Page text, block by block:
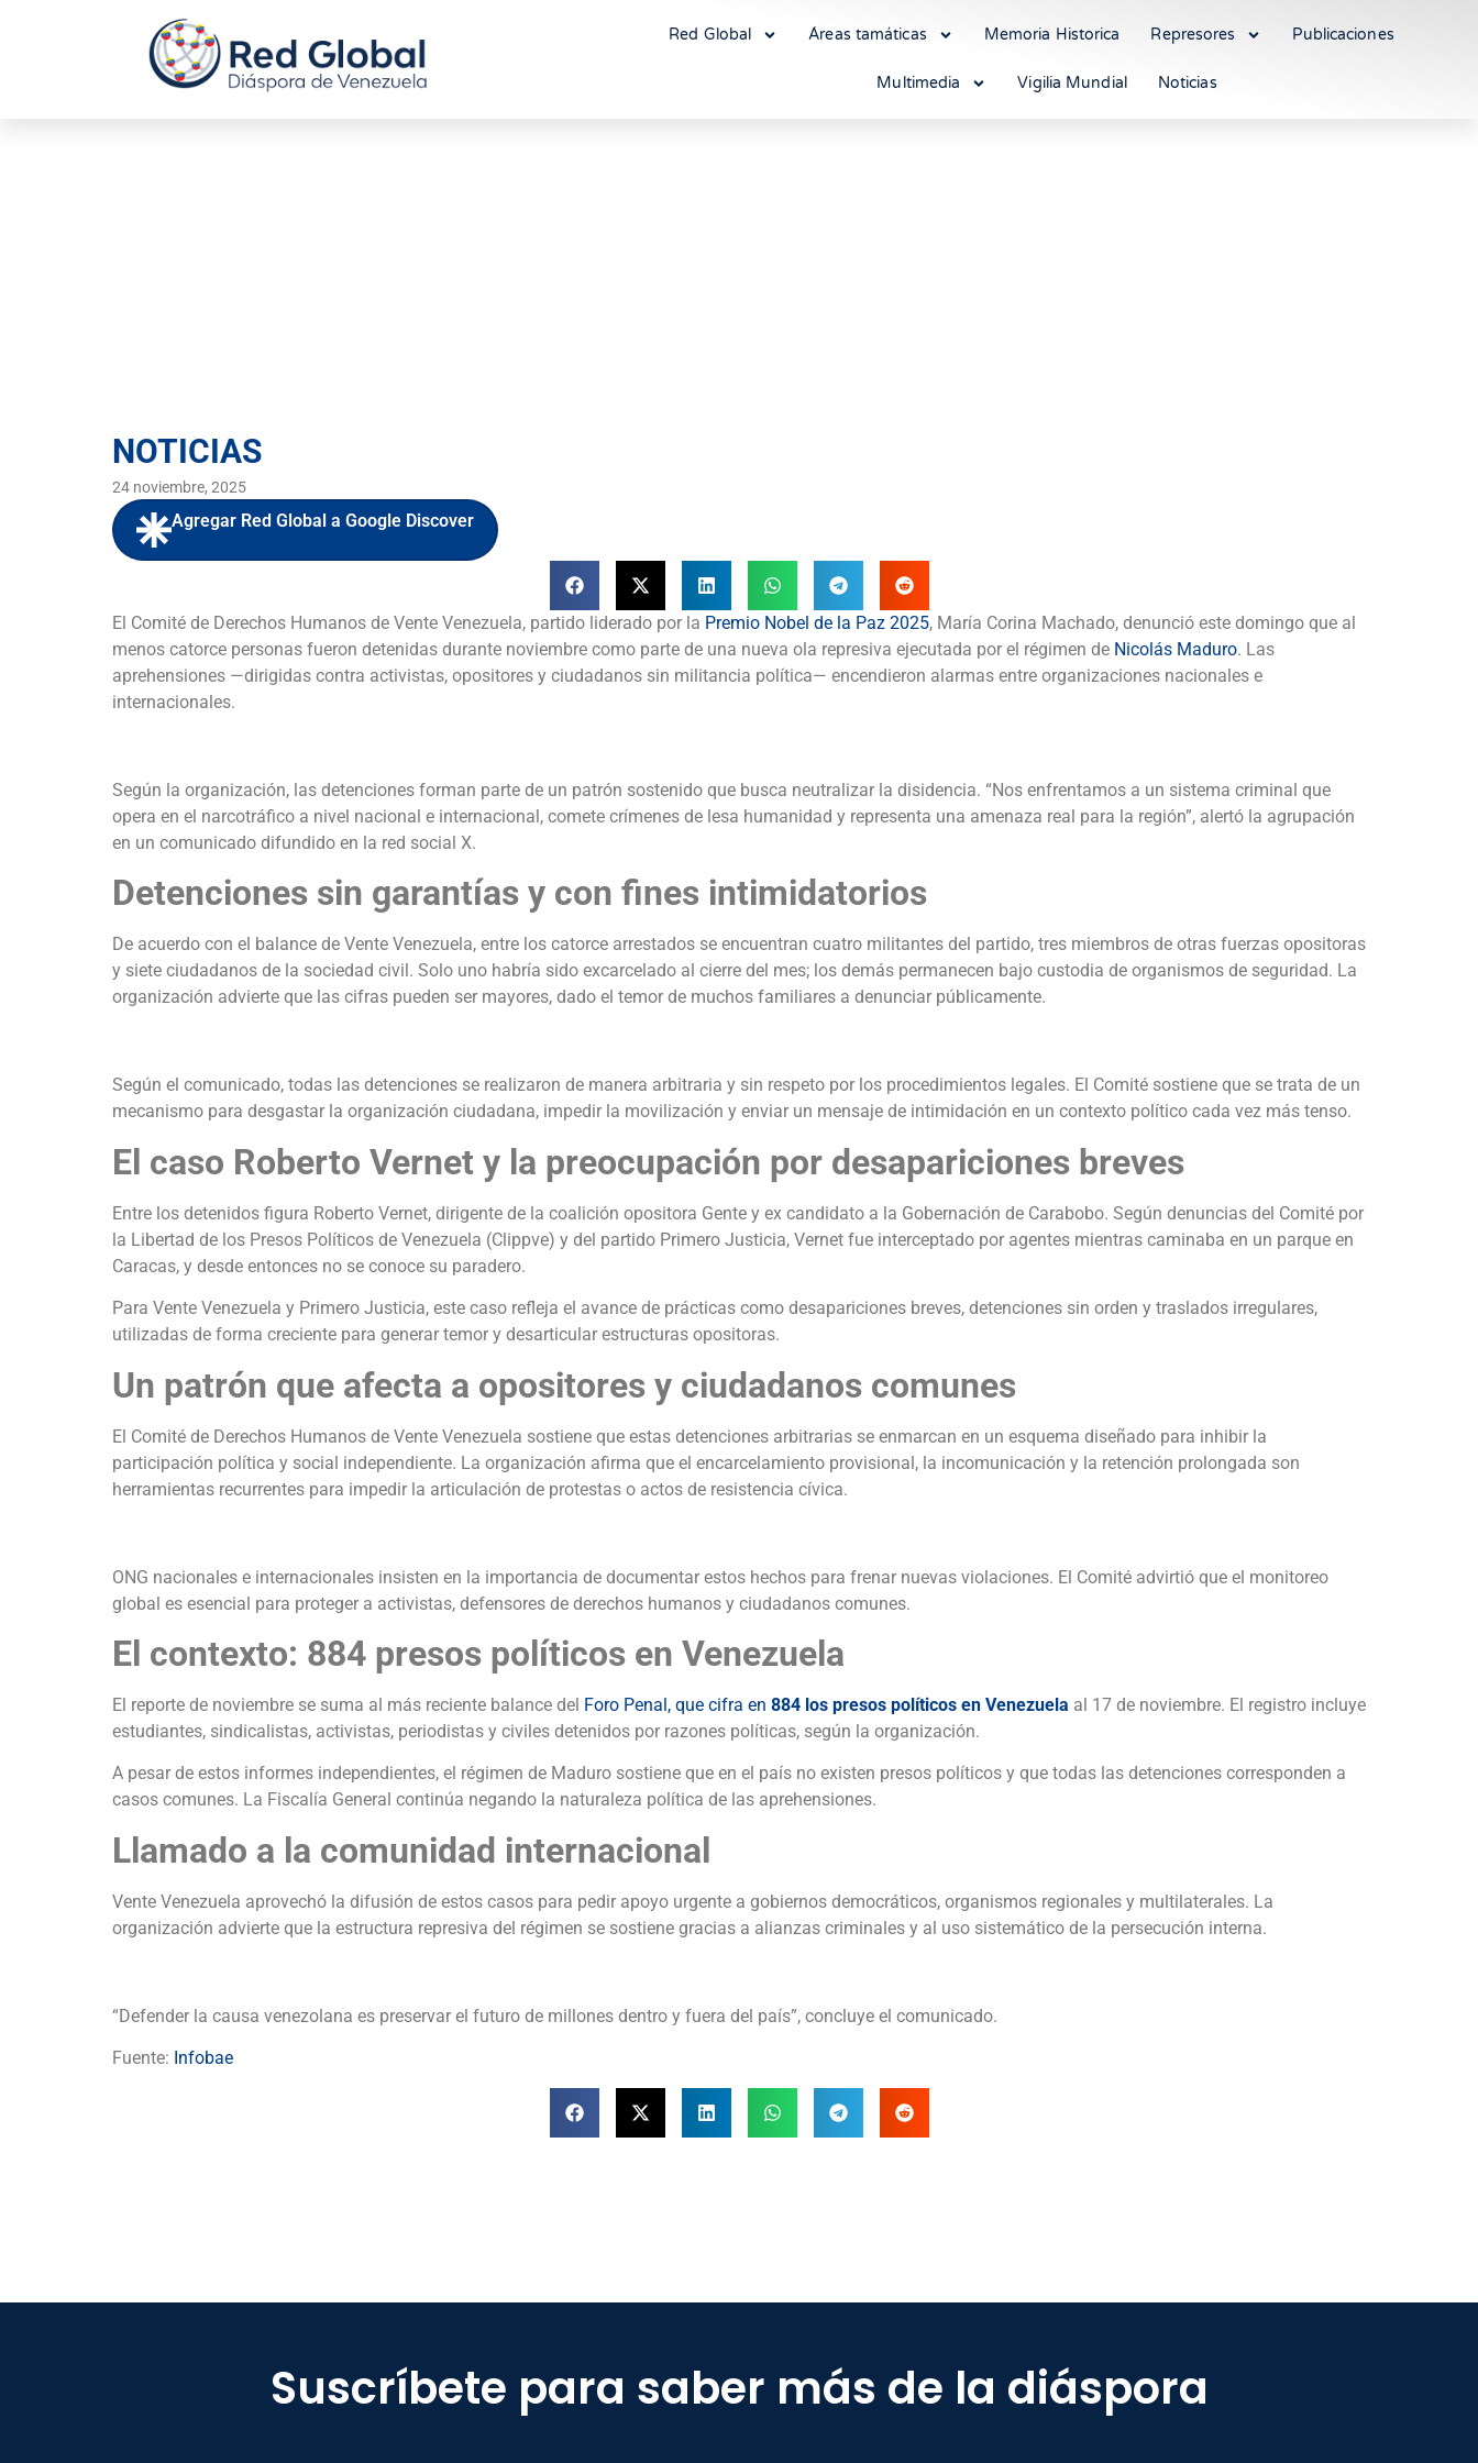
Red Global Áreas tamáticas Memoria Historica Represores Publicaciones
Multimedia Vigilia Mundial Noticias
NOTICIAS
24 noviembre, 2025
Agregar Red Global a Google Discover
El Comité de Derechos Humanos de Vente Venezuela, partido liderado por la Premio Nobel de la Paz 2025, María Corina Machado, denunció este domingo que al
menos catorce personas fueron detenidas durante noviembre como parte de una nueva ola represiva ejecutada por el régimen de Nicolás Maduro. Las
aprehensiones —dirigidas contra activistas, opositores y ciudadanos sin militancia política— encendieron alarmas entre organizaciones nacionales e
internacionales.
Según la organización, las detenciones forman parte de un patrón sostenido que busca neutralizar la disidencia. “Nos enfrentamos a un sistema criminal que
opera en el narcotráfico a nivel nacional e internacional, comete crímenes de lesa humanidad y representa una amenaza real para la región”, alertó la agrupación
en un comunicado difundido en la red social X.
Detenciones sin garantías y con fines intimidatorios
De acuerdo con el balance de Vente Venezuela, entre los catorce arrestados se encuentran cuatro militantes del partido, tres miembros de otras fuerzas opositoras
y siete ciudadanos de la sociedad civil. Solo uno habría sido excarcelado al cierre del mes; los demás permanecen bajo custodia de organismos de seguridad. La
organización advierte que las cifras pueden ser mayores, dado el temor de muchos familiares a denunciar públicamente.
Según el comunicado, todas las detenciones se realizaron de manera arbitraria y sin respeto por los procedimientos legales. El Comité sostiene que se trata de un
mecanismo para desgastar la organización ciudadana, impedir la movilización y enviar un mensaje de intimidación en un contexto político cada vez más tenso.
El caso Roberto Vernet y la preocupación por desapariciones breves
Entre los detenidos figura Roberto Vernet, dirigente de la coalición opositora Gente y ex candidato a la Gobernación de Carabobo. Según denuncias del Comité por
la Libertad de los Presos Políticos de Venezuela (Clippve) y del partido Primero Justicia, Vernet fue interceptado por agentes mientras caminaba en un parque en
Caracas, y desde entonces no se conoce su paradero.
Para Vente Venezuela y Primero Justicia, este caso refleja el avance de prácticas como desapariciones breves, detenciones sin orden y traslados irregulares,
utilizadas de forma creciente para generar temor y desarticular estructuras opositoras.
Un patrón que afecta a opositores y ciudadanos comunes
El Comité de Derechos Humanos de Vente Venezuela sostiene que estas detenciones arbitrarias se enmarcan en un esquema diseñado para inhibir la
participación política y social independiente. La organización afirma que el encarcelamiento provisional, la incomunicación y la retención prolongada son
herramientas recurrentes para impedir la articulación de protestas o actos de resistencia cívica.
ONG nacionales e internacionales insisten en la importancia de documentar estos hechos para frenar nuevas violaciones. El Comité advirtió que el monitoreo
global es esencial para proteger a activistas, defensores de derechos humanos y ciudadanos comunes.
El contexto: 884 presos políticos en Venezuela
El reporte de noviembre se suma al más reciente balance del Foro Penal, que cifra en 884 los presos políticos en Venezuela al 17 de noviembre. El registro incluye
estudiantes, sindicalistas, activistas, periodistas y civiles detenidos por razones políticas, según la organización.
A pesar de estos informes independientes, el régimen de Maduro sostiene que en el país no existen presos políticos y que todas las detenciones corresponden a
casos comunes. La Fiscalía General continúa negando la naturaleza política de las aprehensiones.
Llamado a la comunidad internacional
Vente Venezuela aprovechó la difusión de estos casos para pedir apoyo urgente a gobiernos democráticos, organismos regionales y multilaterales. La
organización advierte que la estructura represiva del régimen se sostiene gracias a alianzas criminales y al uso sistemático de la persecución interna.
“Defender la causa venezolana es preservar el futuro de millones dentro y fuera del país”, concluye el comunicado.
Fuente: Infobae
Suscríbete para saber más de la diáspora